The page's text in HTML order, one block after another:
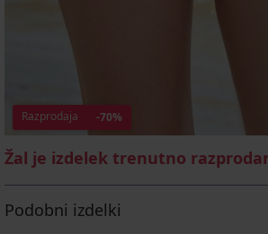
Razprodaja -70%
Žal je izdelek trenutno
Podobni izdelki